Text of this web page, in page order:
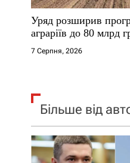
с
і
в
Уряд розширив
аграріїв до 80 млрд
7 Серпня, 2026
Більше від